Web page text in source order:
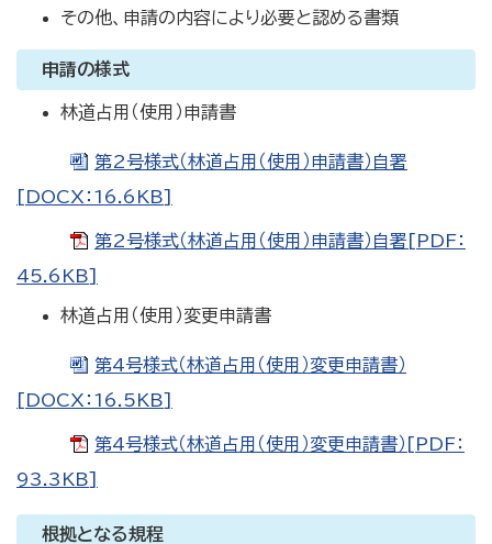
その他、申請の内容により必要と認める書類
申請の様式
林道占用（使用）申請書
第2号様式（林道占用（使用）申請書）自署
[DOCX：16.6KB]
第2号様式（林道占用（使用）申請書）自署[PDF：
45.6KB]
林道占用（使用）変更申請書
第4号様式（林道占用（使用）変更申請書）
[DOCX：16.5KB]
第4号様式（林道占用（使用）変更申請書）[PDF：
93.3KB]
根拠となる規程